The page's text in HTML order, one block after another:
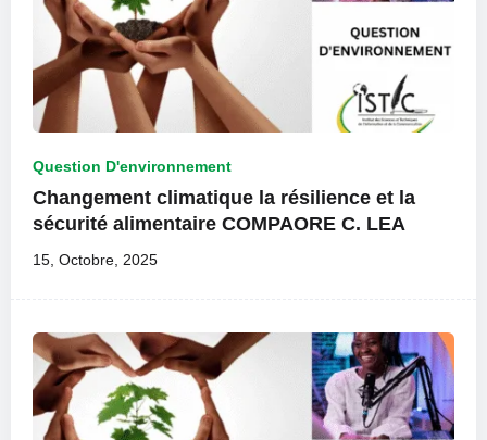
Question D'environnement
Changement climatique la résilience et la
sécurité alimentaire COMPAORE C. LEA
15, Octobre, 2025